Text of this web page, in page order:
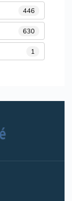
446
630
1